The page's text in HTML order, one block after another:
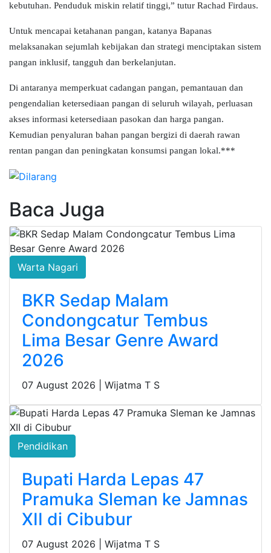
kebutuhan. Penduduk miskin relatif tinggi,” tutur Rachad Firdaus.
Untuk mencapai ketahanan pangan, katanya Bapanas
melaksanakan sejumlah kebijakan dan strategi menciptakan sistem
pangan inklusif, tangguh dan berkelanjutan.
Di antaranya memperkuat cadangan pangan, pemantauan dan
pengendalian ketersediaan pangan di seluruh wilayah, perluasan
akses informasi ketersediaan pasokan dan harga pangan.
Kemudian penyaluran bahan pangan bergizi di daerah rawan
rentan pangan dan peningkatan konsumsi pangan lokal.***
Baca Juga
Warta Nagari
BKR Sedap Malam
Condongcatur Tembus
Lima Besar Genre Award
2026
07 August 2026 | Wijatma T S
Pendidikan
Bupati Harda Lepas 47
Pramuka Sleman ke Jamnas
XII di Cibubur
07 August 2026 | Wijatma T S